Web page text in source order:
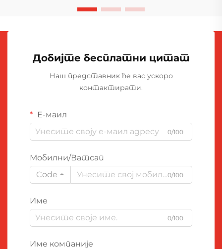
Добијте бесплатни цитат
Наш представник ће вас ускоро
контактирати.
Е-маил
0/100
Мобилни/Ватсап
Code
0/100
Име
0/100
Име компаније